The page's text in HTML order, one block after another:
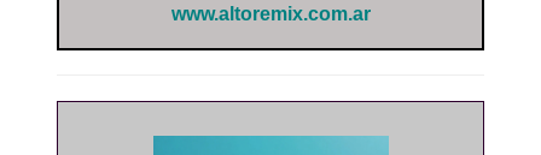
www.altoremix.com.ar